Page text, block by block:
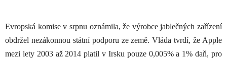
Evropská komise v srpnu oznámila, že výrobce jablečných zařízení
obdržel nezákonnou státní podporu ze země. Vláda tvrdí, že Apple
mezi lety 2003 až 2014 platil v Irsku pouze 0,005% a 1% daň, pro